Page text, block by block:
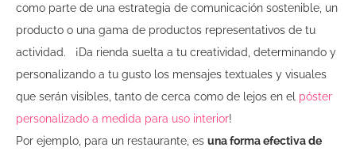
como parte de una estrategia de comunicación sostenible, un
producto o una gama de productos representativos de tu
actividad.
¡Da rienda suelta a tu creatividad, determinando y
personalizando a tu gusto los mensajes textuales y visuales
que serán visibles, tanto de cerca como de lejos en el póster
personalizado a medida para uso interior!
Por ejemplo, para un restaurante, es una forma efectiva de